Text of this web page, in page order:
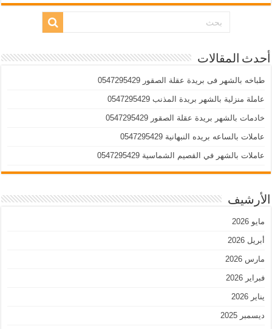
أحدث المقالات
طباخه بالشهر فى بريدة عقلة الصقور 0547295429
عاملة منزلية بالشهر بريدة المذنب 0547295429
خادمات بالشهر بريدة عقلة الصقور 0547295429
عاملات بالساعه بريده النبهانية 0547295429
عاملات بالشهر في القصيم الشماسية 0547295429
الأرشيف
مايو 2026
أبريل 2026
مارس 2026
فبراير 2026
يناير 2026
ديسمبر 2025